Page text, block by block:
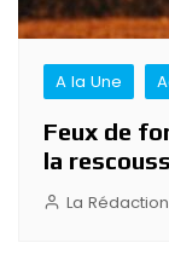
A la Une
Feux de
la
La Rédaction